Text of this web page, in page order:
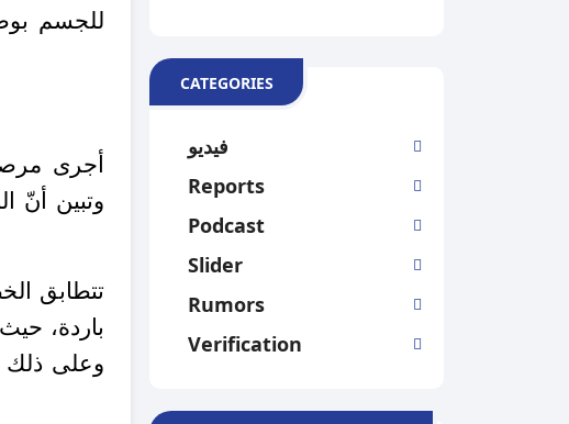
للجسم
أجرى
وتبين أنّ
تتطابق
باردة،
وعلى ذلك
CATEGORIES
فيديو
Reports
Podcast
Slider
Rumors
Verification